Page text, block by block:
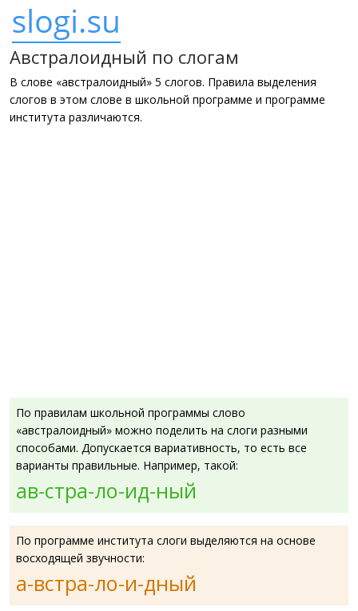
Австралоидный по слогам
В слове «австралоидный» 5 слогов. Правила выделения
слогов в этом слове в школьной программе и программе
института различаются.
По правилам школьной программы слово
«австралоидный» можно поделить на слоги разными
способами. Допускается вариативность, то есть все
варианты правильные. Например, такой:
ав-стра-ло-ид-ный
По программе института слоги выделяются на основе
восходящей звучности:
а-встра-ло-и-дный